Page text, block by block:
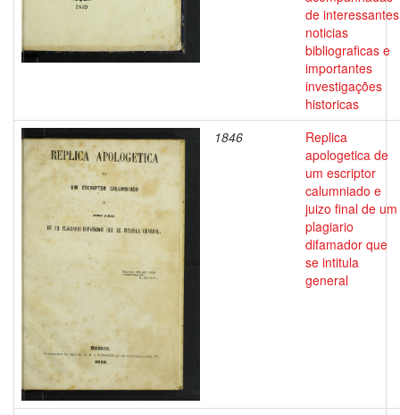
de interessantes
noticias
bibliograficas e
importantes
investigações
historicas
1846
Replica
apologetica de
um escriptor
calumniado e
juizo final de um
plagiario
difamador que
se intitula
general